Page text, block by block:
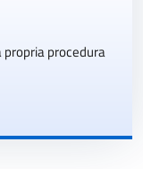
propria procedura